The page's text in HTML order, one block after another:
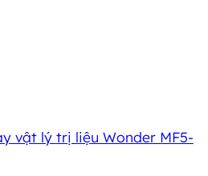
vật lý trị liệu Wonder MF5-